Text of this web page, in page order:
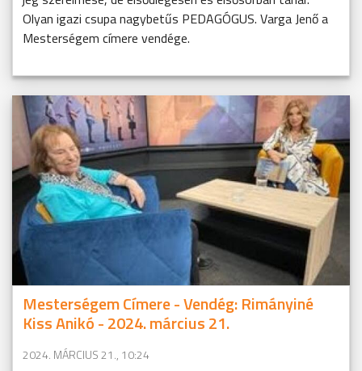
Olyan igazi csupa nagybetűs PEDAGÓGUS. Varga Jenő a
Mesterségem címere vendége.
Mesterségem Címere - Vendég: Rimányiné
Kiss Anikó - 2024. március 21.
2024. MÁRCIUS 21., 10:24